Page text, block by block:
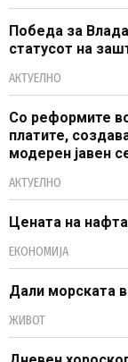
Победа за
статусот на
АКТУЕЛНО
Со реформите
платите,
модерен јавен
АКТУЕЛНО
Цената на
ЕКОНОМИЈА
Дали морската
ЖИВОТ